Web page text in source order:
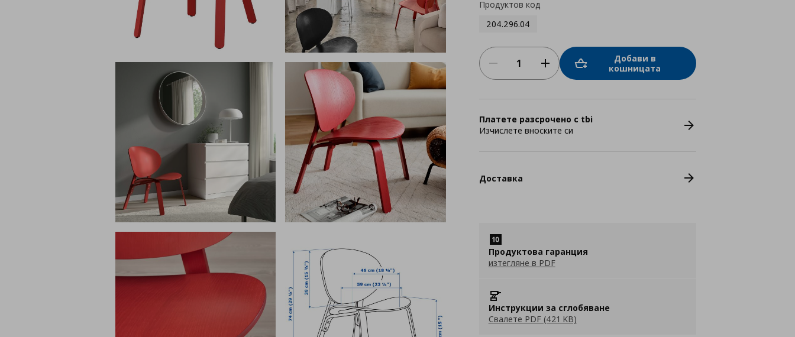
Продуктов код
204.296.04
Добави в
кошницата
Платете разсрочено с tbi
Изчислете вноските си
Доставка
Продуктова гаранция
изтегляне в PDF
Инструкции за сглобяване
Свалете PDF (421 KB)